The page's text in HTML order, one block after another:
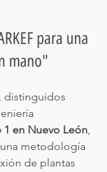
para una
mano"
, distinguidos
1 en Nuevo León,
metodología
de plantas